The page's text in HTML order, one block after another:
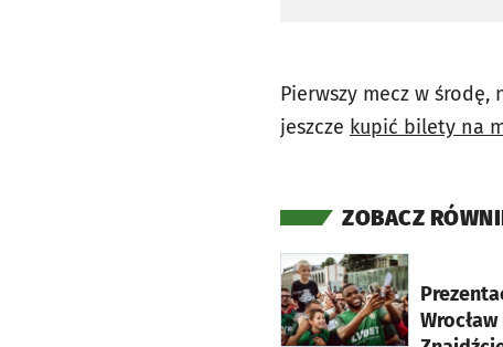
Pierwszy mecz w
jeszcze kupić bilety na
ZOBACZ
otworzy się w nowej